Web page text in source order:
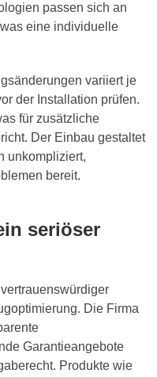
passen sich an
eine individuelle
variiert je
der Installation prüfen.
für zusätzliche
Der Einbau gestaltet
unkompliziert,
bereit.
seriöser
Die Firma
Garantieangebote
Produkte wie